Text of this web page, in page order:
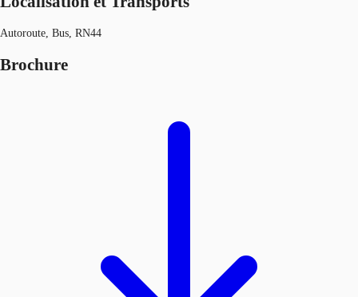
Autoroute, Bus, RN44
Brochure